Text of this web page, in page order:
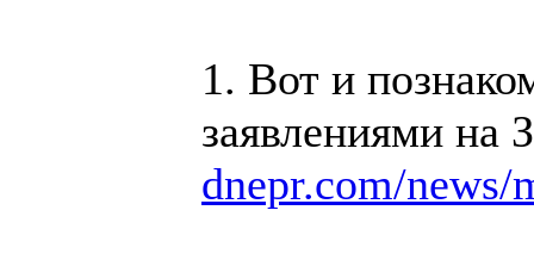
1. Вот и
заявлениями на
dnepr.com/